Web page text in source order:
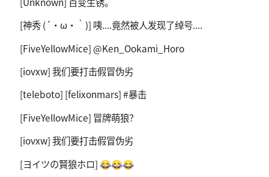
[神秀 (´・ω・｀)] 咦....竟然被人发现了绰号....
[FiveYellowMice] @Ken_Ookami_Horo
[iovxw] 我们要打击假冒伪劣
[teleboto] [felixonmars] #暴击
[FiveYellowMice] 冒牌萌狼？
[iovxw] 我们要打击假冒伪劣
[ヨイツの賢狼ホロ] 😂😂😂